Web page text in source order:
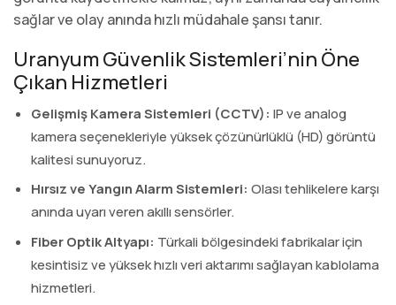
sağlar ve olay anında hızlı müdahale şansı tanır.
Uranyum Güvenlik Sistemleri’nin Öne
Çıkan Hizmetleri
Gelişmiş Kamera Sistemleri (CCTV): IP ve analog
kamera seçenekleriyle yüksek çözünürlüklü (HD) görüntü
kalitesi sunuyoruz.
Hırsız ve Yangın Alarm Sistemleri: Olası tehlikelere karşı
anında uyarı veren akıllı sensörler.
Fiber Optik Altyapı: Türkali bölgesindeki fabrikalar için
kesintisiz ve yüksek hızlı veri aktarımı sağlayan kablolama
hizmetleri.